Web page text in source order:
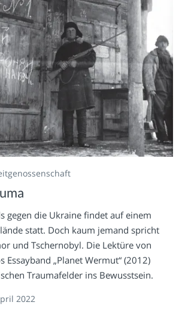
gegen die Ukraine findet auf einem
statt. Doch kaum jemand spricht
und Tschernobyl. Die Lektüre von
Essayband „Planet Wermut“ (2012)
Traumafelder ins Bewusstsein.
2022